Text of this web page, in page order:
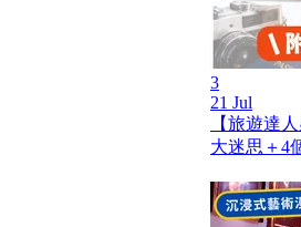
3
21 Jul
【旅遊達
大迷思＋4